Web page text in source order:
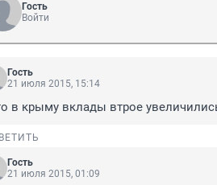
Гость
Войти
Гость
21 июля 2015, 15:14
в крыму вклады втрое
Гость
21 июля 2015, 01:09